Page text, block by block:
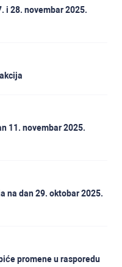
i 28. novembar 2025.
11. novembar 2025.
na dan 29. oktobar 2025.
promene u rasporedu